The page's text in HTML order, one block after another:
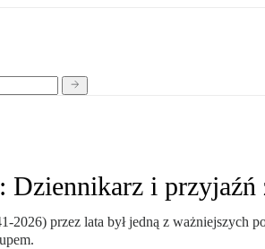
Dziennikarz i
2026) przez lata był jedną z ważniejszych